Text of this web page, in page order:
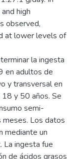
high
observed,
at lower levels of
la ingesta
en adultos de
y transversal en
y 50 años. Se
semi-
Los datos
mediante un
La ingesta fue
de ácidos grasos